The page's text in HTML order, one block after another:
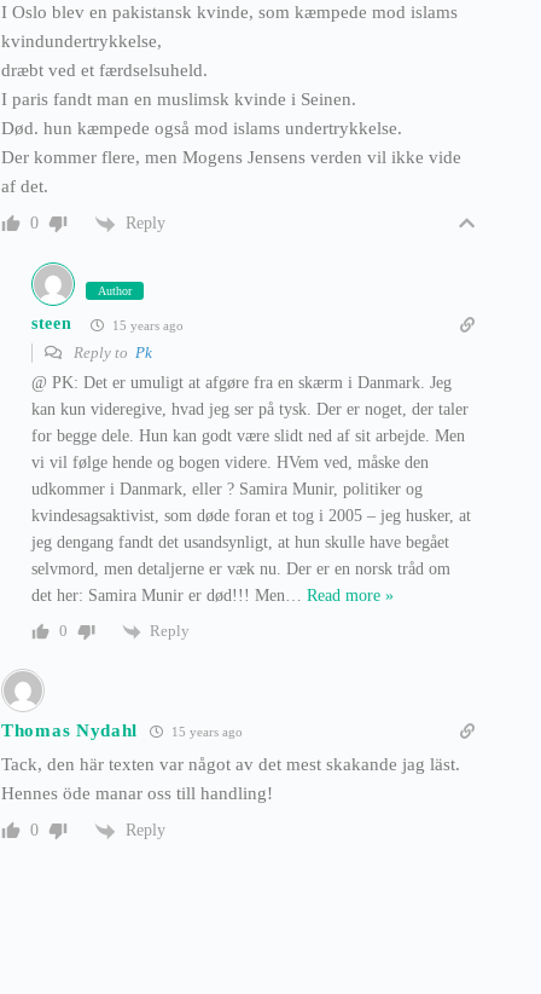
I Oslo blev en pakistansk kvinde, som kæmpede mod islams
kvindundertrykkelse,
dræbt ved et færdselsuheld.
I paris fandt man en muslimsk kvinde i Seinen.
Død. hun kæmpede også mod islams undertrykkelse.
Der kommer flere, men Mogens Jensens verden vil ikke vide
af det.
0 Reply
Author
steen 15 years ago
Reply to Pk
@ PK: Det er umuligt at afgøre fra en skærm i Danmark. Jeg
kan kun videregive, hvad jeg ser på tysk. Der er noget, der taler
for begge dele. Hun kan godt være slidt ned af sit arbejde. Men
vi vil følge hende og bogen videre. HVem ved, måske den
udkommer i Danmark, eller ? Samira Munir, politiker og
kvindesagsaktivist, som døde foran et tog i 2005 – jeg husker, at
jeg dengang fandt det usandsynligt, at hun skulle have begået
selvmord, men detaljerne er væk nu. Der er en norsk tråd om
det her: Samira Munir er død!!! Men
Read more »
0
Reply
Thomas Nydahl 15 years ago
Tack, den här texten var något av det mest skakande jag läst.
Hennes öde manar oss till handling!
0 Reply